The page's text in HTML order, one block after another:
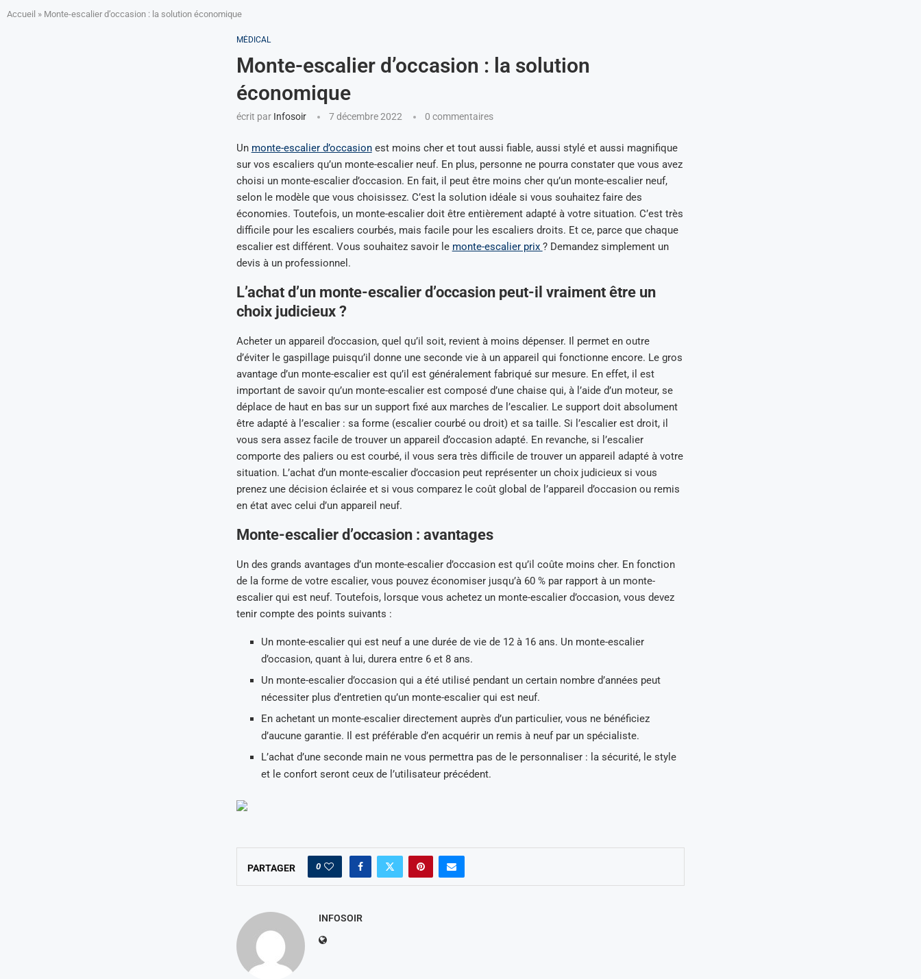
Accueil » Monte-escalier d’occasion : la solution économique
MÉDICAL
Monte-escalier d’occasion : la solution
économique
écrit par Infosoir 7 décembre 2022 0 commentaires
Un monte-escalier d’occasionest moins cher et tout aussi fiable, aussi stylé et aussi magnifique
sur vos escaliers qu’un monte-escalier neuf. En plus, personne ne pourra constater que vous avez
choisi un monte-escalier d’occasion. En fait, il peut être moins cher qu’un monte-escalier neuf,
selon le modèle que vous choisissez. C’est la solution idéale si vous souhaitez faire des
économies. Toutefois, un monte-escalier doit être entièrement adapté à votre situation. C’est très
difficile pour les escaliers courbés, mais facile pour les escaliers droits. Et ce, parce que chaque
escalier est différent. Vous souhaitez savoir le monte-escalier prix ? Demandez simplement un
devis à un professionnel.
L’achat d’un monte-escalier d’occasion peut-il vraiment être un
choix judicieux ?
Acheter un appareil d’occasion, quel qu’il soit, revient à moins dépenser. Il permet en outre
d’éviter le gaspillage puisqu’il donne une seconde vie à un appareil qui fonctionne encore. Le gros
avantage d’un monte-escalier est qu’il est généralement fabriqué sur mesure. En effet, il est
important de savoir qu’un monte-escalier est composé d’une chaise qui, à l’aide d’un moteur, se
déplace de haut en bas sur un support fixé aux marches de l’escalier. Le support doit absolument
être adapté à l’escalier : sa forme (escalier courbé ou droit) et sa taille. Si l’escalier est droit, il
vous sera assez facile de trouver un appareil d’occasion adapté. En revanche, si l’escalier
comporte des paliers ou est courbé, il vous sera très difficile de trouver un appareil adapté à votre
situation. L’achat d’un monte-escalier d’occasion peut représenter un choix judicieux si vous
prenez une décision éclairée et si vous comparez le coût global de l’appareil d’occasion ou remis
en état avec celui d’un appareil neuf.
Monte-escalier d’occasion : avantages
Un des grands avantages d’un monte-escalier d’occasion est qu’il coûte moins cher. En fonction
de la forme de votre escalier, vous pouvez économiser jusqu’à 60 % par rapport à un monte-
escalier qui est neuf. Toutefois, lorsque vous achetez un monte-escalier d’occasion, vous devez
tenir compte des points suivants :
Un monte-escalier qui est neuf a une durée de vie de 12 à 16 ans. Un monte-escalier
d’occasion, quant à lui, durera entre 6 et 8 ans.
Un monte-escalier d’occasion qui a été utilisé pendant un certain nombre d’années peut
nécessiter plus d’entretien qu’un monte-escalier qui est neuf.
En achetant un monte-escalier directement auprès d’un particulier, vous ne bénéficiez
d’aucune garantie. Il est préférable d’en acquérir un remis à neuf par un spécialiste.
L’achat d’une seconde main ne vous permettra pas de le personnaliser : la sécurité, le style
et le confort seront ceux de l’utilisateur précédent.
PARTAGER 0
INFOSOIR